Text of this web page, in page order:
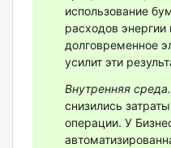
использование
расходов
долговременное
усилит эти
Внутренняя среда.
снизились
операции. У